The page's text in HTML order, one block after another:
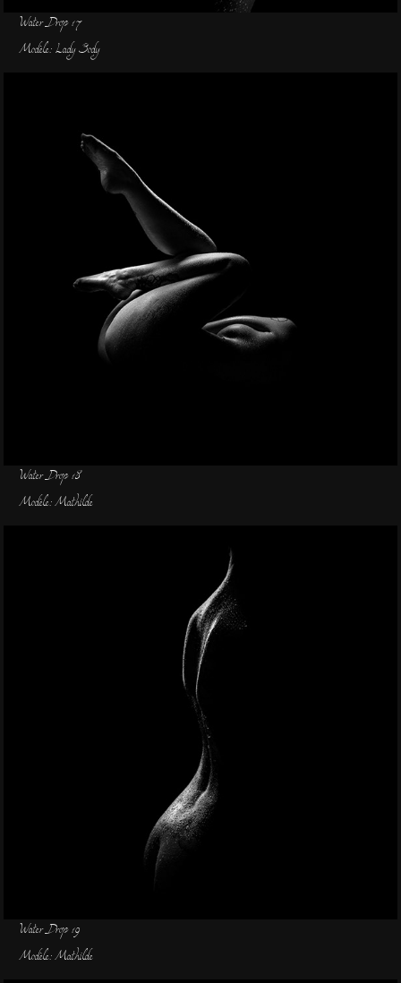
Water Drop 17
Modèle: Lady Body
Water Drop 18
Modèle: Mathilde
Water Drop 19
Modèle: Mathilde